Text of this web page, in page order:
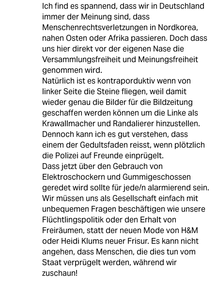
Ich find es spannend, dass wir in Deutschland
immer der Meinung sind, dass
Menschenrechtsverletzungen in Nordkorea,
nahen Osten oder Afrika passieren. Doch dass
uns hier direkt vor der eigenen Nase die
Versammlungsfreiheit und Meinungsfreiheit
genommen wird.
Natürlich ist es kontraporduktiv wenn von
linker Seite die Steine fliegen, weil damit
wieder genau die Bilder für die Bildzeitung
geschaffen werden können um die Linke als
Krawallmacher und Randalierer hinzustellen.
Dennoch kann ich es gut verstehen, dass
einem der Gedultsfaden reisst, wenn plötzlich
die Polizei auf Freunde einprügelt.
Dass jetzt über den Gebrauch von
Elektroschockern und Gummigeschossen
geredet wird sollte für jede/n alarmierend sein.
Wir müssen uns als Gesellschaft einfach mit
unbequemen Fragen beschäftigen wie unsere
Flüchtlingspolitik oder den Erhalt von
Freiräumen, statt der neuen Mode von H&M
oder Heidi Klums neuer Frisur. Es kann nicht
angehen, dass Menschen, die dies tun vom
Staat verprügelt werden, während wir
zuschaun!